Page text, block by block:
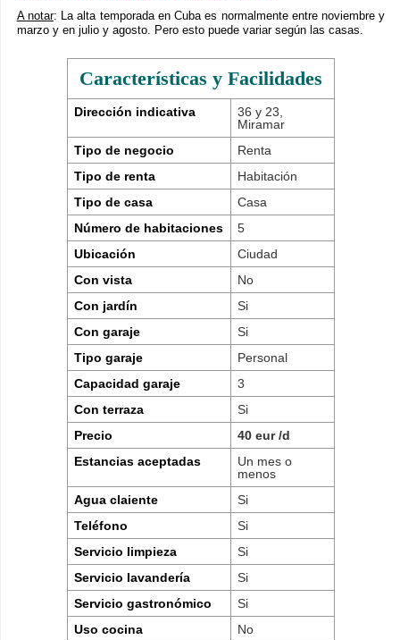
A notar: La alta temporada en Cuba es normalmente entre noviembre y
marzo y en julio y agosto. Pero esto puede variar según las casas.
Características y Facilidades
Dirección indicativa
36 y 23,
Miramar
Tipo de negocio
Renta
Tipo de renta
Habitación
Tipo de casa
Casa
Número de habitaciones
5
Ubicación
Ciudad
Con vista
No
Con jardín
Si
Con garaje
Si
Tipo garaje
Personal
Capacidad garaje
3
Con terraza
Si
Precio
40 eur /d
Estancias aceptadas
Un mes o
menos
Agua claiente
Si
Teléfono
Si
Servicio limpieza
Si
Servicio lavandería
Si
Servicio gastronómico
Si
Uso cocina
No